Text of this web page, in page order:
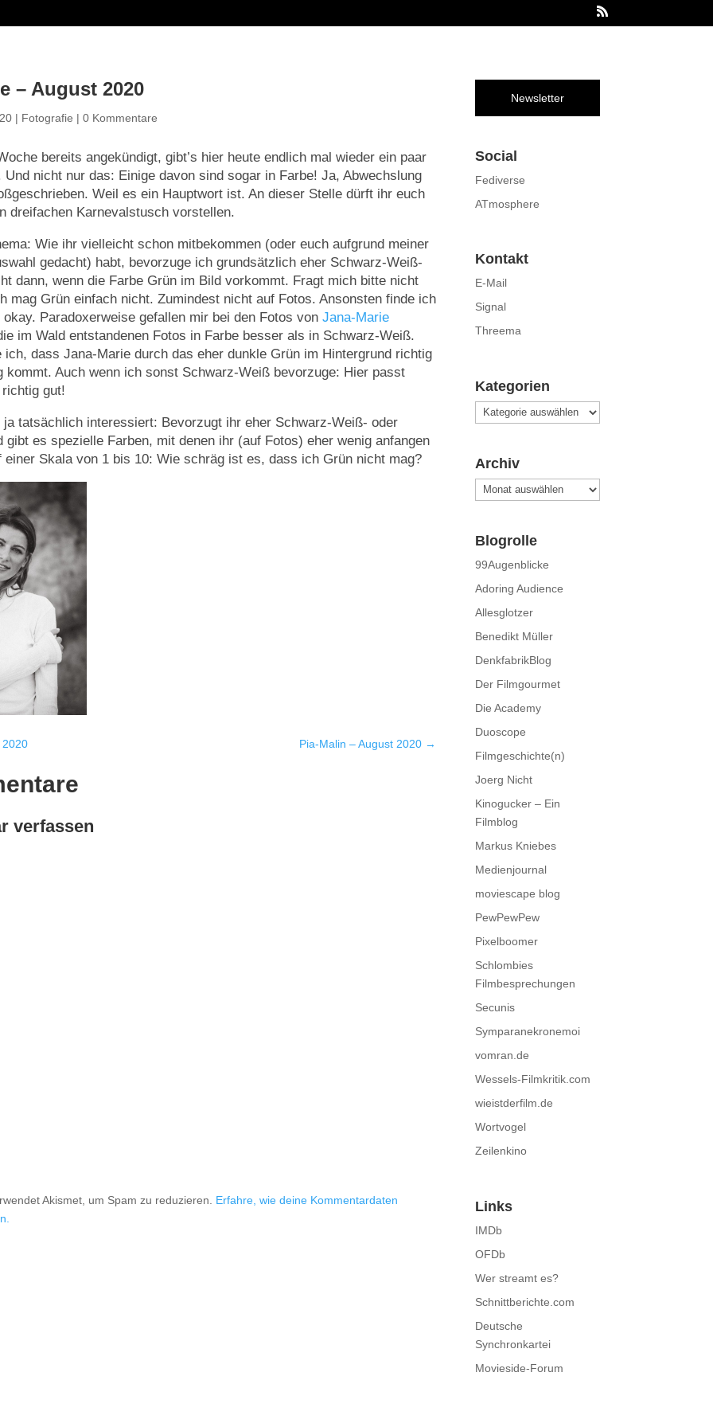
– August 2020
| Fotografie | 0 Kommentare
bereits angekündigt, gibt’s hier heute endlich mal wieder ein paar
Und nicht nur das: Einige davon sind sogar in Farbe! Ja, Abwechslung
Weil es ein Hauptwort ist. An dieser Stelle dürft ihr euch
dreifachen Karnevalstusch vorstellen.
Wie ihr vielleicht schon mitbekommen (oder euch aufgrund meiner
gedacht) habt, bevorzuge ich grundsätzlich eher Schwarz-Weiß-
dann, wenn die Farbe Grün im Bild vorkommt. Fragt mich bitte nicht
mag Grün einfach nicht. Zumindest nicht auf Fotos. Ansonsten finde ich
Paradoxerweise gefallen mir bei den Fotos von Jana-Marie
im Wald entstandenen Fotos in Farbe besser als in Schwarz-Weiß.
ich, dass Jana-Marie durch das eher dunkle Grün im Hintergrund richtig
kommt. Auch wenn ich sonst Schwarz-Weiß bevorzuge: Hier passt
gut!
tatsächlich interessiert: Bevorzugt ihr eher Schwarz-Weiß- oder
gibt es spezielle Farben, mit denen ihr (auf Fotos) eher wenig anfangen
einer Skala von 1 bis 10: Wie schräg ist es, dass ich Grün nicht mag?
2020 Pia-Malin – August 2020→
verfassen
Akismet, um Spam zu reduzieren. Erfahre, wie deine Kommentardaten
Newsletter
Social
Fediverse
ATmosphere
Kontakt
E-Mail
Signal
Threema
Kategorien
Kategorien
Archiv
Archiv
Blogrolle
99Augenblicke
Adoring Audience
Allesglotzer
Benedikt Müller
DenkfabrikBlog
Der Filmgourmet
Die Academy
Duoscope
Filmgeschichte(n)
Joerg Nicht
Kinogucker – Ein
Filmblog
Markus Kniebes
Medienjournal
moviescape blog
PewPewPew
Pixelboomer
Schlombies
Filmbesprechungen
Secunis
Symparanekronemoi
vomran.de
Wessels-Filmkritik.com
wieistderfilm.de
Wortvogel
Zeilenkino
Links
IMDb
OFDb
Wer streamt es?
Schnittberichte.com
Deutsche
Synchronkartei
Movieside-Forum